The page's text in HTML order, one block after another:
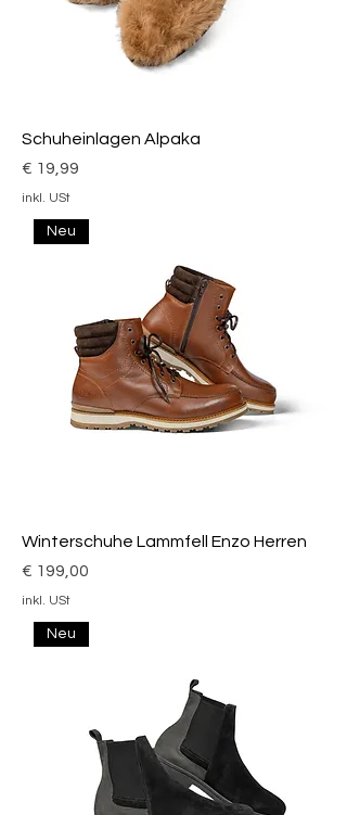
Schuheinlagen Alpaka
Preis
€ 19,99
inkl. USt
Neu
Winterschuhe Lammfell Enzo Herren
Preis
€ 199,00
inkl. USt
Neu